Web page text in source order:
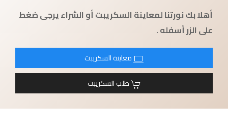
أهلا بك نورتنا لمعاينة السكريبت أو الشراء يرجى ضغط
على الزر أسفله .
معاينة السكريبت
طلب السكريبت